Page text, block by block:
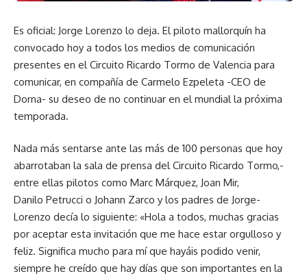
Es oficial: Jorge Lorenzo lo deja. El piloto mallorquín ha
convocado hoy a todos los medios de comunicación
presentes en el Circuito Ricardo Tormo de Valencia para
comunicar, en compañía de Carmelo Ezpeleta -CEO de
Dorna- su deseo de no continuar en el mundial la próxima
temporada.
Nada más sentarse ante las más de 100 personas que hoy
abarrotaban la sala de prensa del Circuito Ricardo Tormo,-
entre ellas pilotos como Marc Márquez, Joan Mir,
Danilo Petrucci o Johann Zarco y los padres de Jorge-
Lorenzo decía lo siguiente: «Hola a todos, muchas gracias
por aceptar esta invitación que me hace estar orgulloso y
feliz. Significa mucho para mí que hayáis podido venir,
siempre he creído que hay días que son importantes en la